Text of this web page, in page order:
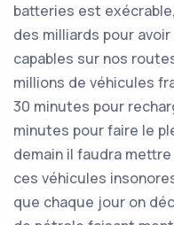
batteries est
des milliards pour
capables sur nos
millions de véhicules
30 minutes pour
minutes pour faire le
demain il faudra
ces véhicules
que chaque jour on